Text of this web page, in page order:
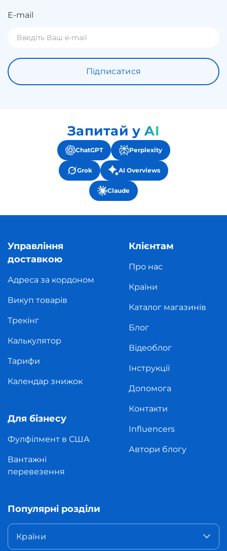
E-mail
Підписатися
Запитай у AI
ChatGPT Perplexity
Grok AI Overviews
Claude
Управління
доставкою
Адреса за кордоном
Викуп товарів
Трекінг
Калькулятор
Тарифи
Календар знижок
Для бізнесу
Фулфілмент в США
Вантажні
перевезення
Клієнтам
Про нас
Країни
Каталог магазинів
Блог
Відеоблог
Інструкції
Допомога
Контакти
Influencers
Автори блогу
Популярні розділи
Країни